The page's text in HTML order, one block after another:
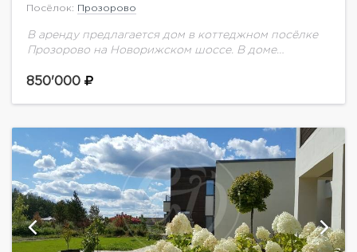
Посёлок: Прозорово
В аренду предлагается дом в коттеджном посёлке
Прозорово на Новорижском шоссе. В доме
планировка: 4 спальни, просторная гостиная,
850'000